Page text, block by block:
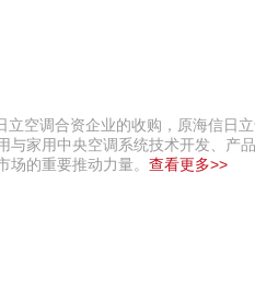
空调合资企业的收购，原海信日
家用中央空调系统技术开发、产
的重要推动力量。 查看更多>>